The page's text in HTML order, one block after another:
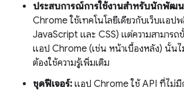
ประสบการณ์การใช้งานสำหรับนักพัฒ
Chrome ใช้เทคโนโลยีเดียวกับเว็บแอป
JavaScript และ CSS) แต่ความสามารถ
แอป Chrome (เช่น หน้าเบื้องหลัง) นั้นไ
ต้องใช้ความรู้เพิ่มเติม
ชุดฟีเจอร์: แอป Chrome ใช้ API ที่ไม่มี